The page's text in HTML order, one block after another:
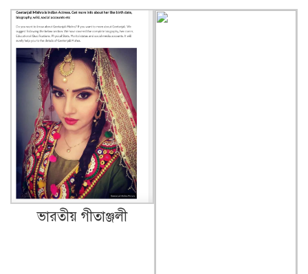
ভারতীয় গীতাঞ্জলী